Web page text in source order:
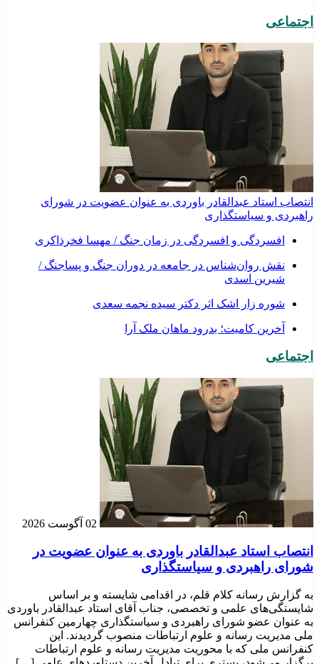
اجتماعی
انتصاب استاد عبدالقادر باوردی به عنوان عضویت در شورای
راهبردی و سیاستگذاری
افسردگی و افسردگی در زمان جنگ / مهسا فخرذاکری
نقش روان‌شناس در جامعه در دوران جنگ و پساجنگ /
شیرین اسدی
شوره زار اشک اثر دکتر سیده نجمه سعدی
​آخرین کامیت؛ بدرود ماهان ملک آرا
اجتماعی
02 آگوست 2026
انتصاب استاد عبدالقادر باوردی به عنوان عضویت در
شورای راهبردی و سیاستگذاری
به گزارش رسانه کلام قلم، در اقدامی شایسته و بر اساس
شایستگی‌های علمی و تخصصی، جناب آقای استاد عبدالقادر باوردی
به عنوان عضو شورای راهبردی و سیاستگذاری چهارمین کنفرانس
ملی مدیریت رسانه و علوم ارتباطات منصوب گردیدند. این
کنفرانس ملی که با محوریت مدیریت رسانه و علوم ارتباطات